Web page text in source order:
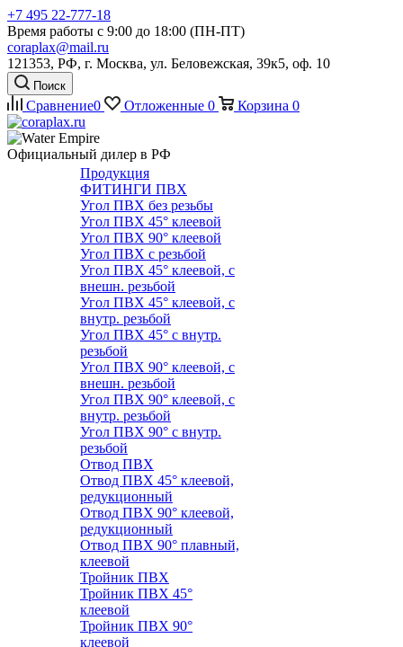
+7 495 22-777-18
Время работы с 9:00 до 18:00 (ПН-ПТ)
coraplax@mail.ru
121353, РФ, г. Москва, ул. Беловежская, 39к5, оф. 10
Поиск
Сравнение0 Отложенные 0 Корзина 0
Официальный дилер в РФ
Продукция
ФИТИНГИ ПВХ
Угол ПВХ без резьбы
Угол ПВХ 45° клеевой
Угол ПВХ 90° клеевой
Угол ПВХ с резьбой
Угол ПВХ 45° клеевой, с
внешн. резьбой
Угол ПВХ 45° клеевой, с
внутр. резьбой
Угол ПВХ 45° с внутр.
резьбой
Угол ПВХ 90° клеевой, с
внешн. резьбой
Угол ПВХ 90° клеевой, с
внутр. резьбой
Угол ПВХ 90° с внутр.
резьбой
Отвод ПВХ
Отвод ПВХ 45° клеевой,
редукционный
Отвод ПВХ 90° клеевой,
редукционный
Отвод ПВХ 90° плавный,
клеевой
Тройник ПВХ
Тройник ПВХ 45°
клеевой
Тройник ПВХ 90°
клеевой